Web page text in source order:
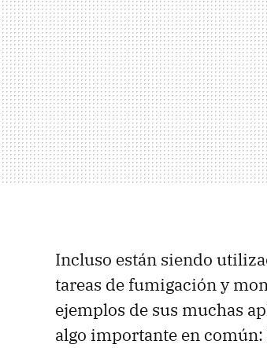
Incluso están siendo
tareas de fumigación y
ejemplos de sus muchas
algo importante en